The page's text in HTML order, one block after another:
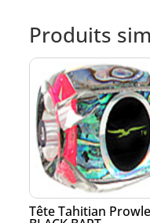
Produits
Tête Tahitian